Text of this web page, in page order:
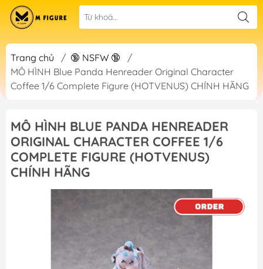
Trang chủ / 🔞 NSFW 🔞
/
MÔ HÌNH Blue Panda Henreader Original Character
Coffee 1/6 Complete Figure (HOTVENUS) CHÍNH HÃNG
MÔ HÌNH BLUE PANDA HENREADER
ORIGINAL CHARACTER COFFEE 1/6
COMPLETE FIGURE (HOTVENUS)
CHÍNH HÃNG